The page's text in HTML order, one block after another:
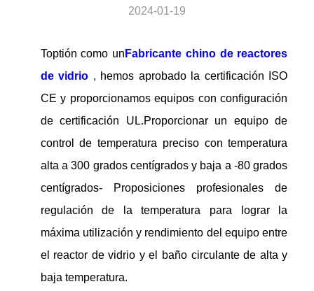
2024-01-19
Toptión como un Fabricante chino de reactores
de vidrio , hemos aprobado la certificación ISO
CE y proporcionamos equipos con configuración
de certificación UL.Proporcionar un equipo de
control de temperatura preciso con temperatura
alta a 300 grados centígrados y baja a -80 grados
centígrados- Proposiciones profesionales de
regulación de la temperatura para lograr la
máxima utilización y rendimiento del equipo entre
el reactor de vidrio y el baño circulante de alta y
baja temperatura.